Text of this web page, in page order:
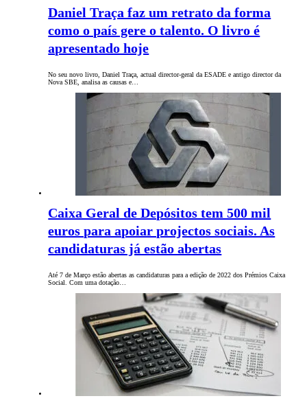
Daniel Traça faz um retrato da forma
como o país gere o talento. O livro é
apresentado hoje
No seu novo livro, Daniel Traça, actual director-geral da ESADE e antigo director da
Nova SBE, analisa as causas e…
Caixa Geral de Depósitos tem 500 mil
euros para apoiar projectos sociais. As
candidaturas já estão abertas
Até 7 de Março estão abertas as candidaturas para a edição de 2022 dos Prémios Caixa
Social. Com uma dotação…